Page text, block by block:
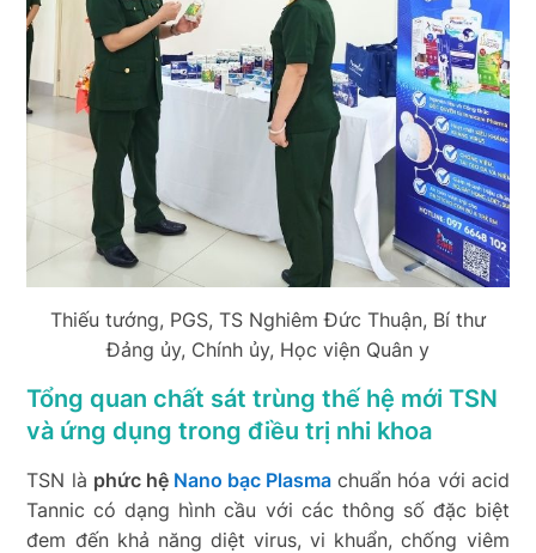
Thiếu tướng, PGS, TS Nghiêm Đức Thuận, Bí thư
Đảng ủy, Chính ủy, Học viện Quân y
Tổng quan chất sát trùng thế hệ mới TSN
và ứng dụng trong điều trị nhi khoa
TSN là phức hệ Nano bạc Plasma chuẩn hóa với acid
Tannic có dạng hình cầu với các thông số đặc biệt
đem đến khả năng diệt virus, vi khuẩn, chống viêm